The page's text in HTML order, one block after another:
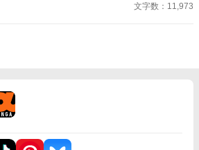
文字数：11,973